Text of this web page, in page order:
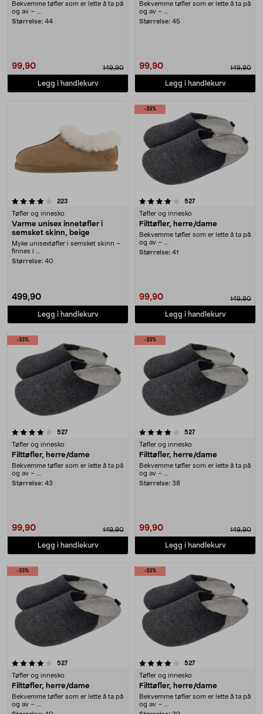
Bekvemme tøfler som er lette å ta på
og av – ....
Størrelse: 44
99,90 149,90
Legg i handlekurv
Bekvemme tøfler som er lette å ta på
og av – ....
Størrelse: 45
99,90 149,90
Legg i handlekurv
223
Tøfler og innesko
Varme unisex innetøfler i
semsket skinn, beige
Myke unisextøfler i semsket skinn –
finnes i ....
Størrelse: 40
499,90
Legg i handlekurv
-33%
4.0 av 5 stjerner 527anmeldelser
Tøfler og innesko
Filttøfler, herre/dame
Bekvemme tøfler som er lette å ta på
og av – ....
Størrelse: 41
99,90 149,90
Legg i handlekurv
-33%
527anmeldelser
Tøfler og innesko
Filttøfler, herre/dame
Bekvemme tøfler som er lette å ta på
og av – ....
Størrelse: 43
99,90 149,90
Legg i handlekurv
-33%
4.0 av 5 stjerner 527anmeldelser
Tøfler og innesko
Filttøfler, herre/dame
Bekvemme tøfler som er lette å ta på
og av – ....
Størrelse: 38
99,90 149,90
Legg i handlekurv
-33%
527anmeldelser
Tøfler og innesko
Filttøfler, herre/dame
Bekvemme tøfler som er lette å ta på
og av – ....
-33%
4.0 av 5 stjerner 527anmeldelser
Tøfler og innesko
Filttøfler, herre/dame
Bekvemme tøfler som er lette å ta på
og av – ....